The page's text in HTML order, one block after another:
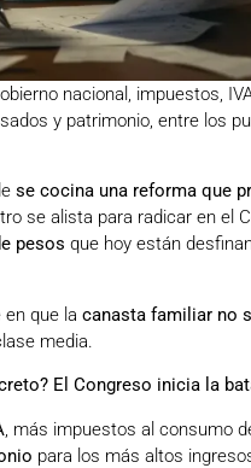
nacional , impuestos,
y patrimonio, entre los
se cocina una reforma que
se alista para radicar en el
pesos que hoy están
que la canasta familiar no
media.
El Congreso inicia la
, más impuestos al consumo
para los más altos